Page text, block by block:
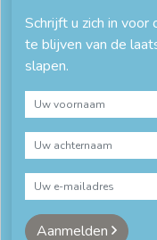
Schrijft u zich in
te blijven van de
slapen.
Aanmelden